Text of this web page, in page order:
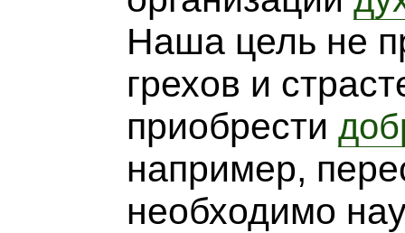
Наша цель не
грехов и
приобрести
например,
необходимо